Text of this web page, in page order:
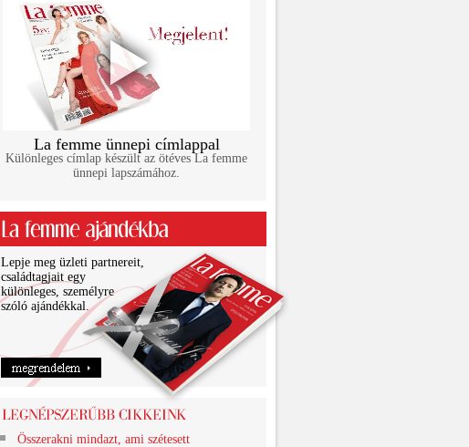
La femme ünnepi címlappal
Különleges címlap készült az ötéves La femme
ünnepi lapszámához.
Lepje meg üzleti partnereit,
családtagjait egy
különleges, személyre
szóló ajándékkal.
Összerakni mindazt, ami szétesett